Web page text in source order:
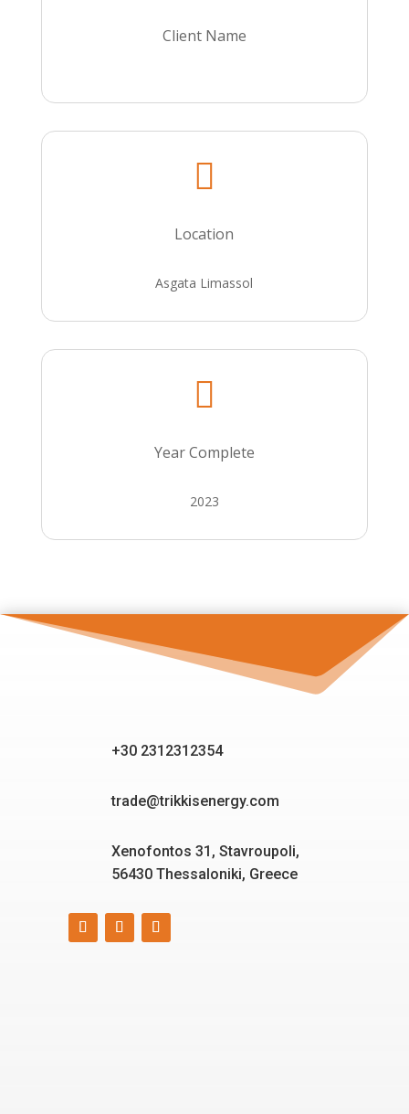
Client Name

Location
Asgata Limassol

Year Complete
2023
+30 2312312354
trade@trikkisenergy.com
Xenofontos 31, Stavroupoli,
56430 Thessaloniki, Greece